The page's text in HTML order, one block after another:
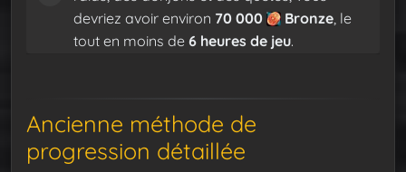
devriez avoir environ 70 000 Bronze , le
tout en moins de 6 heures de jeu.
Ancienne méthode de
progression détaillée